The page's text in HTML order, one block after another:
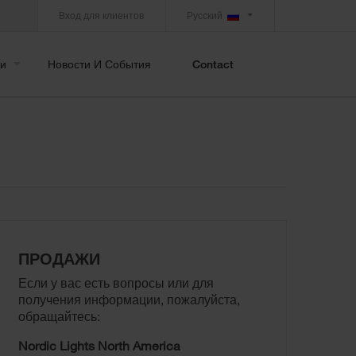
Вход для клиентов Русский
Новости И События Contact
ПРОДАЖИ
Если у вас есть вопросы или для
получения информации, пожалуйста,
обращайтесь:
Nordic Lights North America